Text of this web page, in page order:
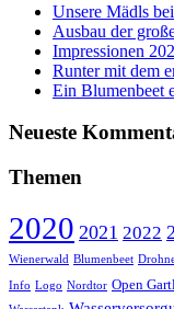
Unsere Mädls
Ausbau der
Impressionen
Runter mit dem
Ein Blumenbeet
Neueste
Themen
2020 2021 2022
Wienerwald Blumenbeet
Info Logo Nordtor Open Gartl